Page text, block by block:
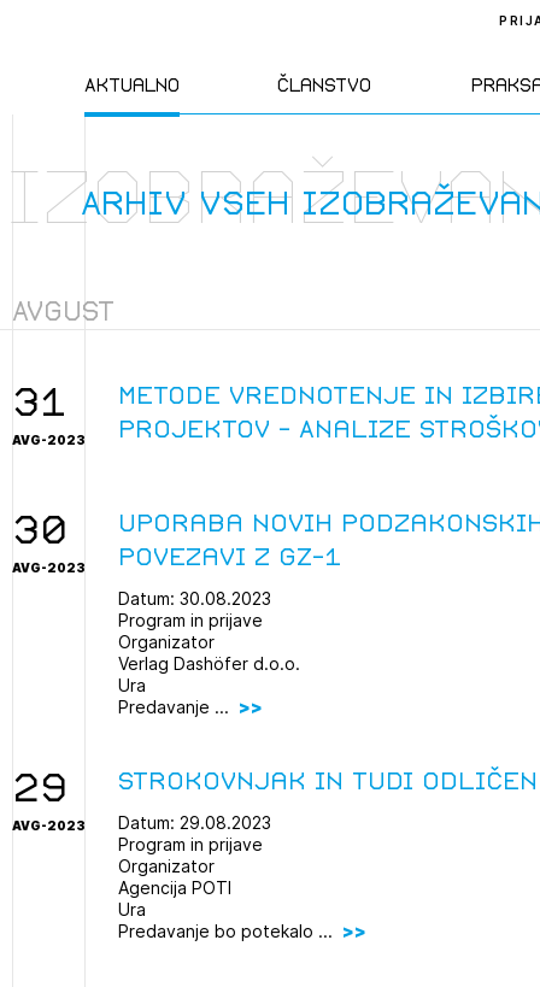
Aktualno Članstvo
Novice
Izobraževanja
Dogodki
Člani ZAPS
Arhiv vseh
Avgust
31
AVG-2023
Metode vrednotenje in
projektov - Analize
30
AVG-2023
Uporaba novih
povezavi z GZ-1
Datum: 30.08.2023
Program in prijave
Organizator
Verlag Dashöfer d.o.o.
Ura
Predavanje ...
29
AVG-2023
Strokovnjak in tudi
Datum: 29.08.2023
Program in prijave
Organizator
Agencija POTI
Ura
Predavanje bo potekalo ...